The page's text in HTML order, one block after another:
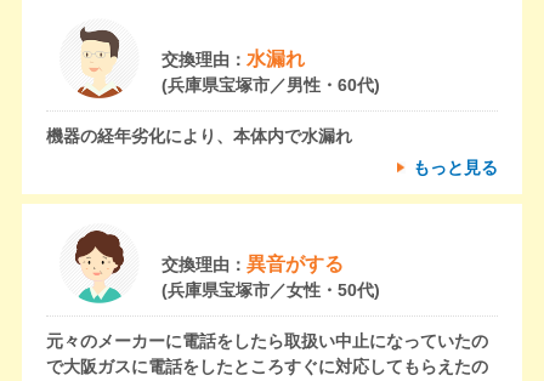
交換理由： 水漏れ
(兵庫県宝塚市／男性・60代)
機器の経年劣化により、本体内で水漏れ
もっと見る
交換理由： 異音がする
(兵庫県宝塚市／女性・50代)
元々のメーカーに電話をしたら取扱い中止になっていたの
で大阪ガスに電話をしたところすぐに対応してもらえたの